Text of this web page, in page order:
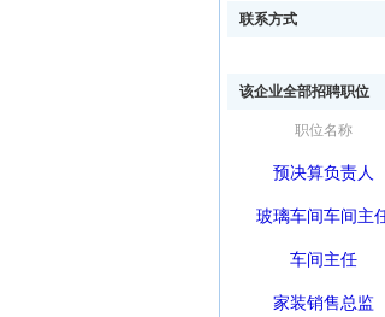
联系方式
该企业全部招聘职位
职位名称
预决算负责人
玻璃车间车间主
车间主任
家装销售总监